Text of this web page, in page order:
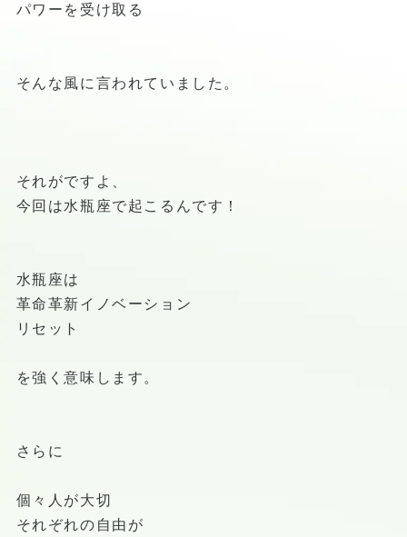
パワーを受け取る
そんな風に言われていました。
それがですよ、
今回は水瓶座で起こるんです！
水瓶座は
革命革新イノベーション
リセット
を強く意味します。
さらに
個々人が大切
それぞれの自由が